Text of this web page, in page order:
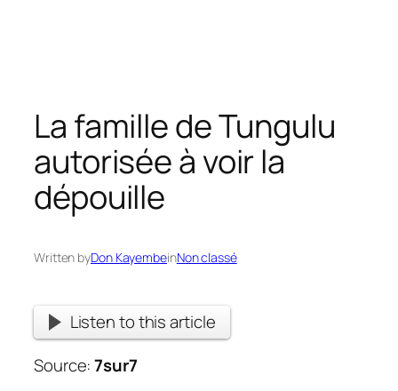
La famille de Tungulu
autorisée à voir la
dépouille
Written byDon KayembeinNon classé
Listen to this article
Source:7sur7